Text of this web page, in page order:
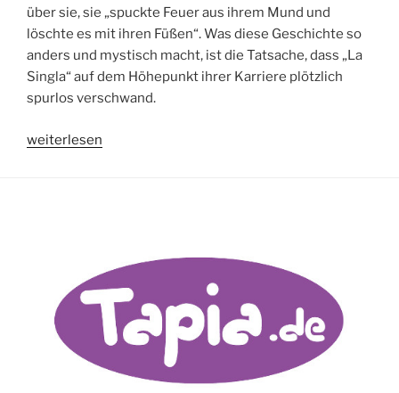
über sie, sie „spuckte Feuer aus ihrem Mund und
löschte es mit ihren Füßen“. Was diese Geschichte so
anders und mystisch macht, ist die Tatsache, dass „La
Singla“ auf dem Höhepunkt ihrer Karriere plötzlich
spurlos verschwand.
„DOKUMENTARFILM
weiterlesen